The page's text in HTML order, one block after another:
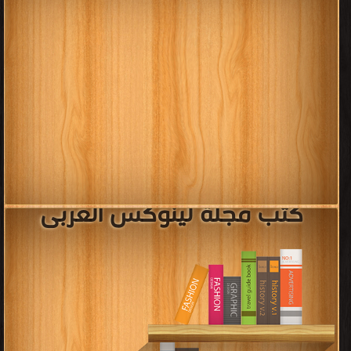
كتب مجلة لينوكس العربى